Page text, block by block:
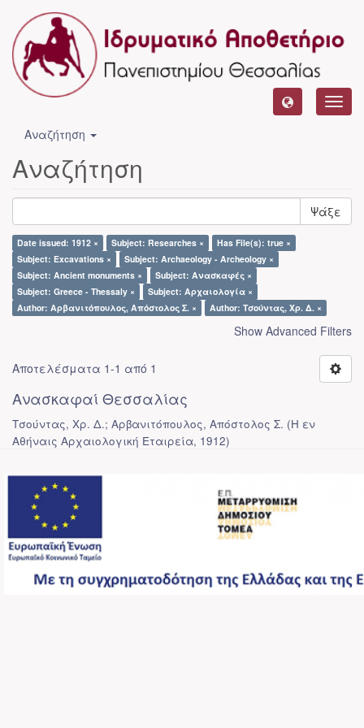
Αναζήτηση
Αναζήτηση
Ψάξε
Date issued: 1912 × Subject: Researches ×
Has File(s): true ×
Subject: Excavations ×
Subject: Archaeology - Archeology ×
Subject: Ancient monuments ×
Subject: Ανασκαφές ×
Subject: Greece - Thessaly ×
Subject: Αρχαιολογία ×
Author: Αρβανιτόπουλος, Απόστολος Σ. ×
Author: Τσούντας, Χρ. Δ. ×
Show Advanced Filters
Αποτελέσματα 1-1 από 1
Ανασκαφαί Θεσσαλίας
Τσούντας, Χρ. Δ.; Αρβανιτόπουλος, Απόστολος Σ. (Η εν
Αθήναις Αρχαιολογική Εταιρεία, 1912)